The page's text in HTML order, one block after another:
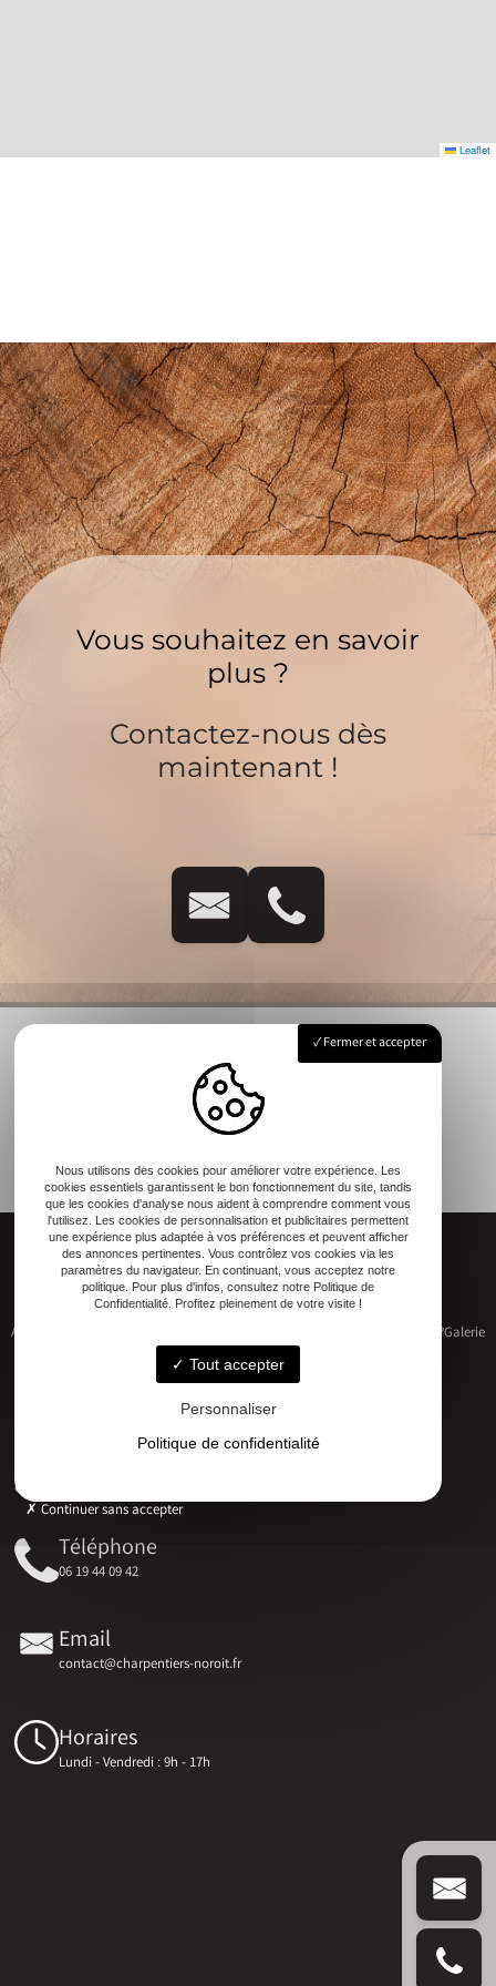
Leaflet
Vous souhaitez en savoir
plus ?
Contactez-nous dès
maintenant !
Accueil Qui sommes-nous ?Galerie
Contact
Téléphone
06 19 44 09 42
Email
contact@charpentiers-noroit.fr
Horaires
Lundi - Vendredi : 9h - 17h
Fermer et accepter
Nous utilisons des cookies pour améliorer votre expérience. Les
cookies essentiels garantissent le bon fonctionnement du site, tandis
que les cookies d'analyse nous aident à comprendre comment vous
l'utilisez. Les cookies de personnalisation et publicitaires permettent
une expérience plus adaptée à vos préférences et peuvent afficher
des annonces pertinentes. Vous contrôlez vos cookies via les
paramètres du navigateur. En continuant, vous acceptez notre
politique. Pour plus d'infos, consultez notre Politique de
Confidentialité. Profitez pleinement de votre visite !
Tout accepter
Personnaliser
Politique de confidentialité
Continuer sans accepter